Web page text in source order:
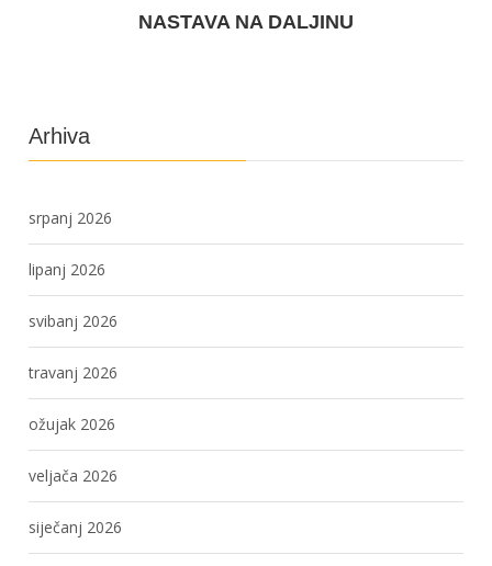
NASTAVA NA DALJINU
Arhiva
srpanj 2026
lipanj 2026
svibanj 2026
travanj 2026
ožujak 2026
veljača 2026
siječanj 2026